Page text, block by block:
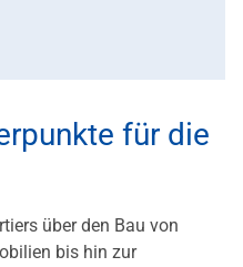
für die
über den Bau von
bis hin zur